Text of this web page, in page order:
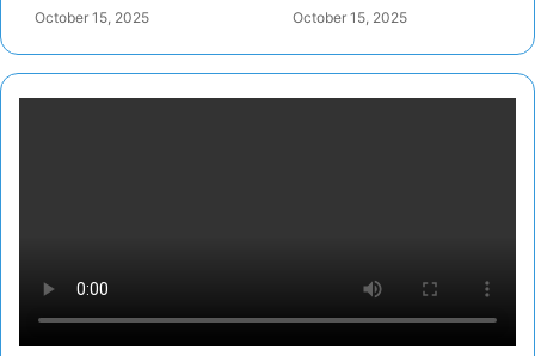
October 15, 2025 October 15, 2025